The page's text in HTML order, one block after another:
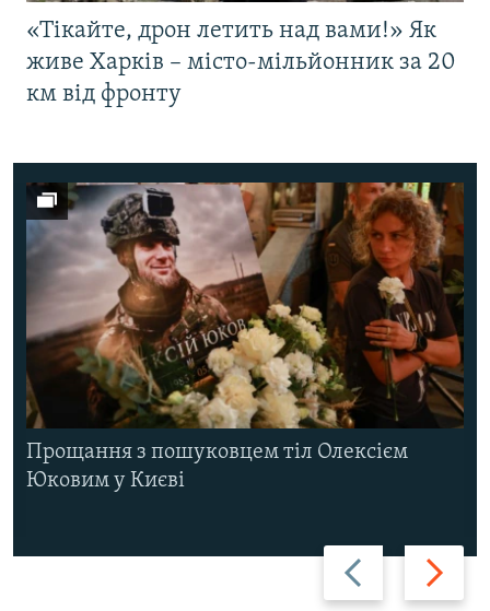
«Тікайте, дрон летить над вами!» Як
живе Харків – місто-мільйонник за 20
км від фронту
Назад Вперед
Прощання з пошуковцем тіл Олексієм
Юковим у Києві